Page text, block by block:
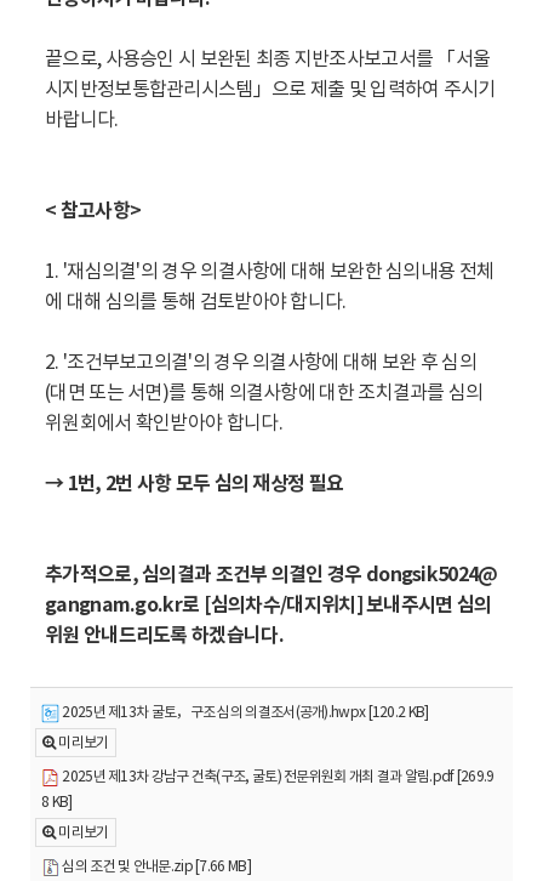
끝으로, 사용승인 시 보완된 최종 지반조사보고서를 「서울
시지반정보통합관리시스템」으로 제출 및 입력하여 주시기
바랍니다.
< 참고사항>
1. '재심의결'의 경우 의결사항에 대해 보완한 심의내용 전체
에 대해 심의를 통해 검토받아야 합니다.
2. '조건부보고의결'의 경우 의결사항에 대해 보완 후 심의
(대면 또는 서면)를 통해 의결사항에 대한 조치결과를 심의
위원회에서 확인받아야 합니다.
→ 1번, 2번 사항 모두 심의 재상정 필요
추가적으로, 심의결과 조건부 의결인 경우 dongsik5024@
gangnam.go.kr로 [심의차수/대지위치] 보내주시면 심의
위원 안내드리도록 하겠습니다.
2025년 제13차 굴토，구조 심의 의결조서(공개).hwpx [120.2 KB]
미리보기
2025년 제13차 강남구 건축(구조, 굴토) 전문위원회 개최 결과 알림.pdf [269.9
8 KB]
미리보기
심의 조건 및 안내문.zip [7.66 MB]